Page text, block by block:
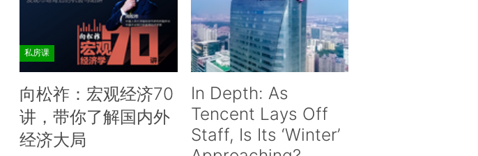
私房课
向松祚：宏观经济70
讲，带你了解国内外
经济大局
In Depth: As
Tencent Lays Off
Staff, Is Its ‘Winter’